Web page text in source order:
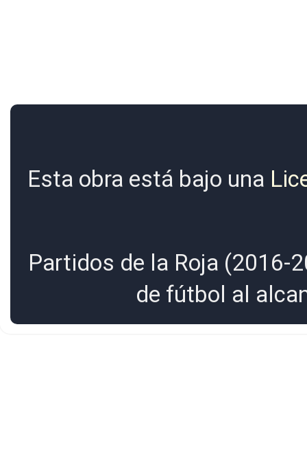
Esta obra está bajo una
Partidos de la Roja (2016-
de fútbol al